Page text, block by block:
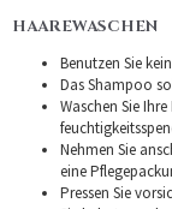
HAAREWASCHEN
Benutzen Sie
Das Shampoo
Waschen Sie
Nehmen Sie
eine
Pressen Sie